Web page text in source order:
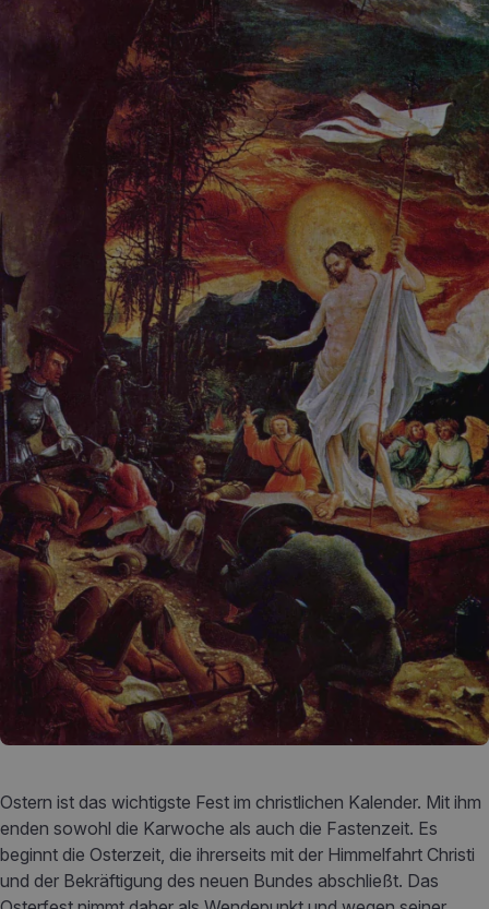
Ostern ist das wichtigste Fest im christlichen Kalender. Mit ihm
enden sowohl die Karwoche als auch die Fastenzeit. Es
beginnt die Osterzeit, die ihrerseits mit der Himmelfahrt Christi
und der Bekräftigung des neuen Bundes abschließt. Das